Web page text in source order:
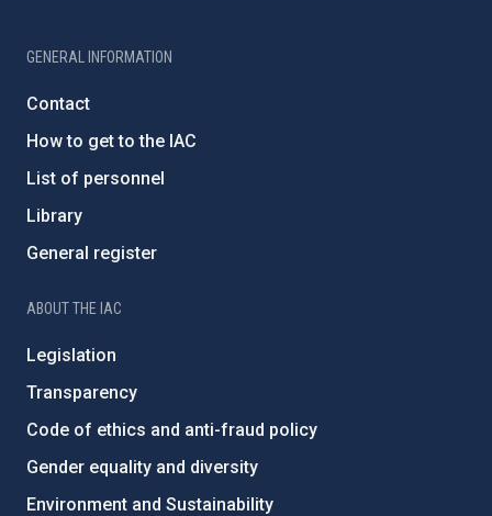
GENERAL INFORMATION
Contact
How to get to the IAC
List of personnel
Library
General register
ABOUT THE IAC
Legislation
Transparency
Code of ethics and anti-fraud policy
Gender equality and diversity
Environment and Sustainability